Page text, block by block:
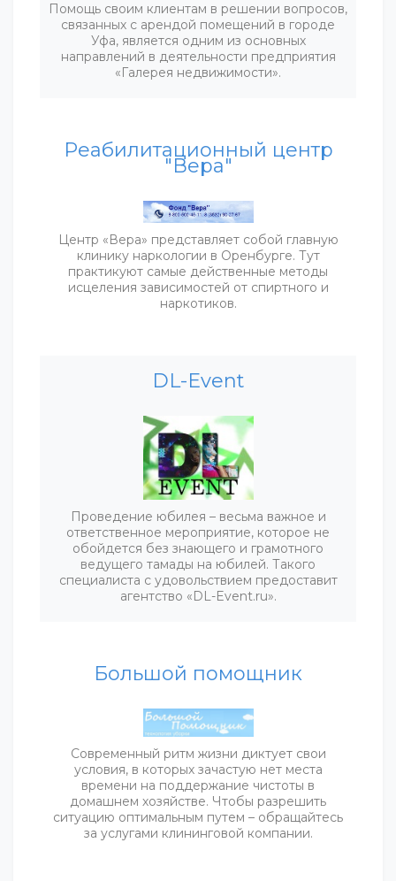
Помощь своим клиентам в решении вопросов,
связанных с арендой помещений в городе
Уфа, является одним из основных
направлений в деятельности предприятия
«Галерея недвижимости».
Реабилитационный центр
"Вера"
Центр «Вера» представляет собой главную
клинику наркологии в Оренбурге. Тут
практикуют самые действенные методы
исцеления зависимостей от спиртного и
наркотиков.
DL-Event
Проведение юбилея – весьма важное и
ответственное мероприятие, которое не
обойдется без знающего и грамотного
ведущего тамады на юбилей. Такого
специалиста с удовольствием предоставит
агентство «DL-Event.ru».
Большой помощник
Современный ритм жизни диктует свои
условия, в которых зачастую нет места
времени на поддержание чистоты в
домашнем хозяйстве. Чтобы разрешить
ситуацию оптимальным путем – обращайтесь
за услугами клининговой компании.